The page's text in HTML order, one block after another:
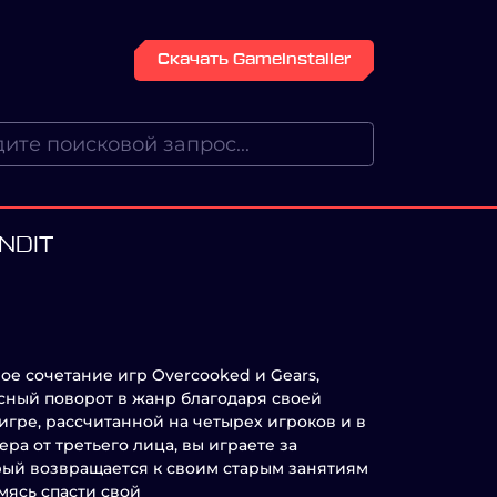
Скачать GameInstaller
сочетание игр Overcooked и Gears,
поворот в жанр благодаря своей
рассчитанной на четырех игроков и в
от третьего лица, вы играете за
возвращается к своим старым занятиям
спасти свой